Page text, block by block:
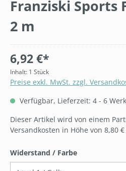
Franziski Sports
2 m
6,92 €*
Inhalt: 1 Stück
Preise exkl. MwSt. zzgl.
Verfügbar, Lieferzeit: 4 - 6
Dieser Artikel wird von einem
Versandkosten in Höhe von 8,80
Widerstand / Farbeauswählen